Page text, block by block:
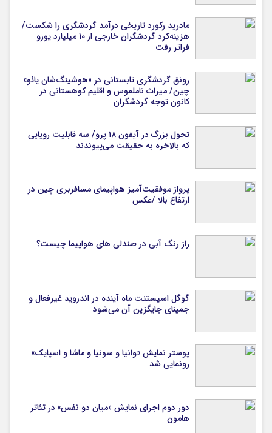
مادرید رکورد تاریخی درآمد گردشگری را شکست/
هزینه‌کرد گردشگران خارجی از ۱۰ میلیارد یورو
فراتر رفت
رونق گردشگری تابستانی در «هوشینگ‌شان یائو»
چین/ میراث ناملموس و اقلیم کوهستانی در
کانون توجه گردشگران
تحول بزرگ در آیفون ۱۸ پرو/ سه قابلیت رویایی
که بالاخره به حقیقت می‌پیوندند
پرواز موفقیت‌آمیز هواپیمای مسافربری چین در
ارتفاع بالا /عکس
راز رنگ آبی در صندلی های هواپیما چیست؟
گوگل اسیستنت ماه آینده در اندروید غیرفعال و
جمینای جایگزین آن می‌شود
پوستر نمایش «وانیا و سونیا و ماشا و اسپایک»
رونمایی شد
دور دوم اجرای نمایش «میان دو نفس» در تئاتر
هامون